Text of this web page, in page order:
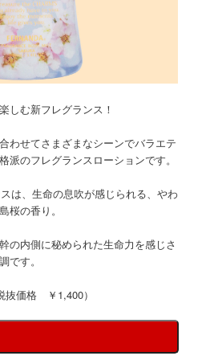
しむ新フレグランス！
わせてさまざまなシーンでバラエテ
派のフレグランスローションです。
は、生命の息吹が感じられる、やわ
桜の香り。
の内側に秘められた生命力を感じさ
です。
価格 ￥1,400）